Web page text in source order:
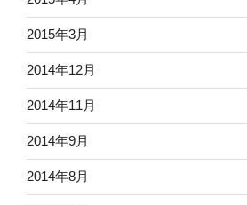
2015年3月
2014年12月
2014年11月
2014年9月
2014年8月